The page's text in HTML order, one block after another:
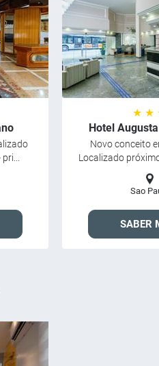
★ ★
Hotel
Novo conceito
Localizado
Sao
SABER